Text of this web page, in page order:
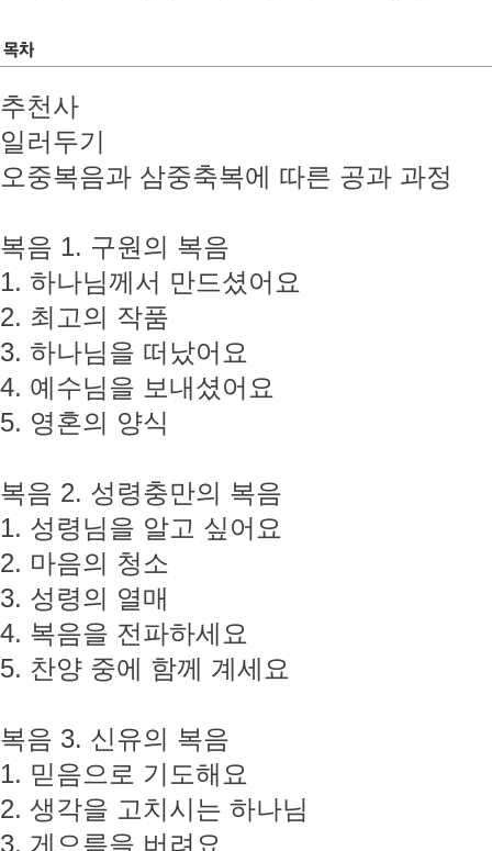
추천사
일러두기
오중복음과 삼중축복에 따른 공과 과정
복음 1. 구원의 복음
1. 하나님께서 만드셨어요
2. 최고의 작품
3. 하나님을 떠났어요
4. 예수님을 보내셨어요
5. 영혼의 양식
복음 2. 성령충만의 복음
1. 성령님을 알고 싶어요
2. 마음의 청소
3. 성령의 열매
4. 복음을 전파하세요
5. 찬양 중에 함께 계세요
복음 3. 신유의 복음
1. 믿음으로 기도해요
2. 생각을 고치시는 하나님
3. 게으름을 버려요